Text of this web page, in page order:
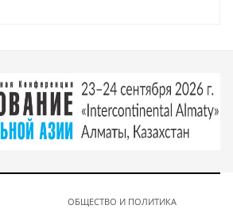
ОБЩЕСТВО И ПОЛИТИКА